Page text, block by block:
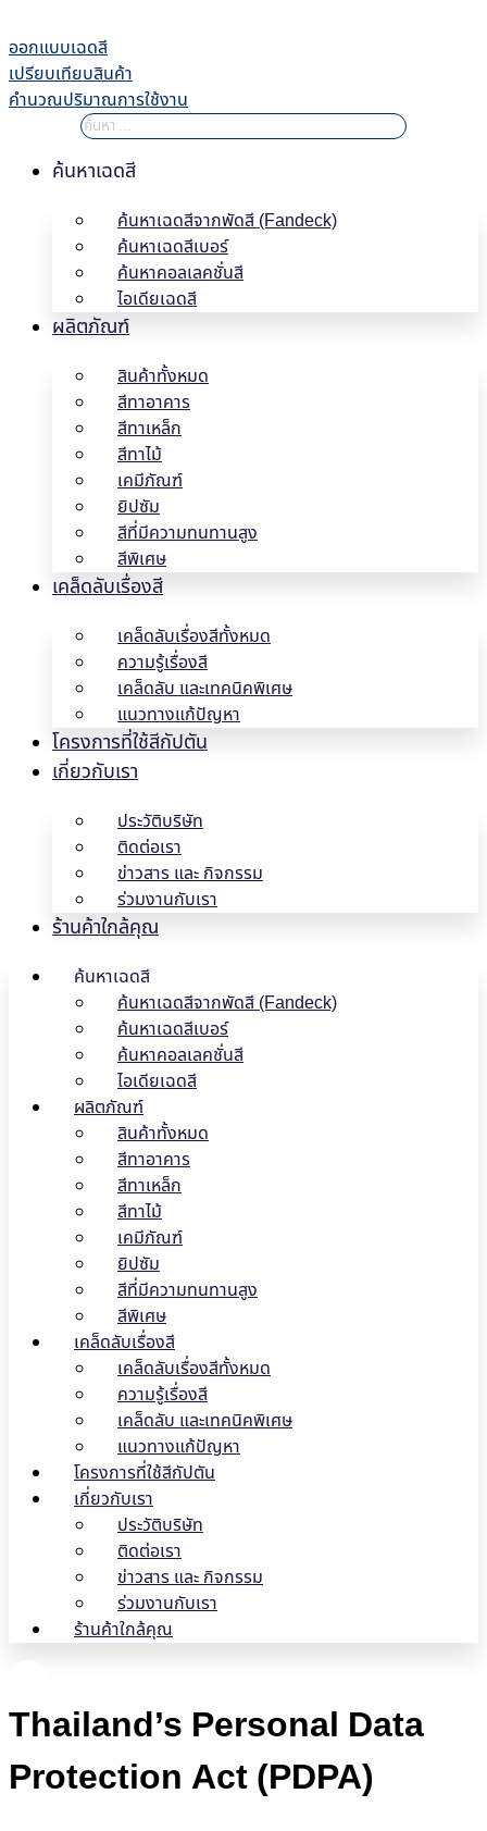
to
content
ออกแบบเฉดสี
เปรียบเทียบสินค้า
คำนวณปริมาณการใช้งาน
ค้นหาเฉดสี
ค้นหาเฉดสีจากพัดสี (Fandeck)
ค้นหาเฉดสีเบอร์
ค้นหาคอลเลคชั่นสี
ไอเดียเฉดสี
ผลิตภัณฑ์
สินค้าทั้งหมด
สีทาอาคาร
สีทาเหล็ก
สีทาไม้
เคมีภัณฑ์
ยิปซัม
สีที่มีความทนทานสูง
สีพิเศษ
เคล็ดลับเรื่องสี
เคล็ดลับเรื่องสีทั้งหมด
ความรู้เรื่องสี
เคล็ดลับ และเทคนิคพิเศษ
แนวทางแก้ปัญหา
โครงการที่ใช้สีกัปตัน
เกี่ยวกับเรา
ประวัติบริษัท
ติดต่อเรา
ข่าวสาร และ กิจกรรม
ร่วมงานกับเรา
ร้านค้าใกล้คุณ
ค้นหาเฉดสี
ค้นหาเฉดสีจากพัดสี (Fandeck)
ค้นหาเฉดสีเบอร์
ค้นหาคอลเลคชั่นสี
ไอเดียเฉดสี
ผลิตภัณฑ์
สินค้าทั้งหมด
สีทาอาคาร
สีทาเหล็ก
สีทาไม้
เคมีภัณฑ์
ยิปซัม
สีที่มีความทนทานสูง
สีพิเศษ
เคล็ดลับเรื่องสี
เคล็ดลับเรื่องสีทั้งหมด
ความรู้เรื่องสี
เคล็ดลับ และเทคนิคพิเศษ
แนวทางแก้ปัญหา
โครงการที่ใช้สีกัปตัน
เกี่ยวกับเรา
ประวัติบริษัท
ติดต่อเรา
ข่าวสาร และ กิจกรรม
ร่วมงานกับเรา
ร้านค้าใกล้คุณ
Thailand’s Personal Data
Protection Act (PDPA)